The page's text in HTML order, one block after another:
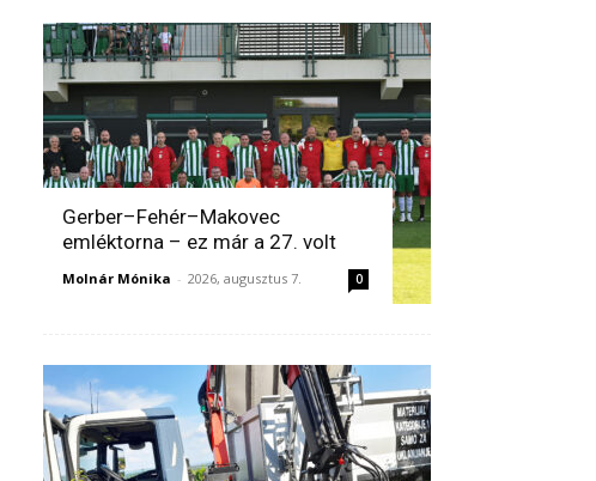
Gerber–Fehér–Makovec
emléktorna – ez már a 27. volt
Molnár Mónika - 2026, augusztus 7. 0